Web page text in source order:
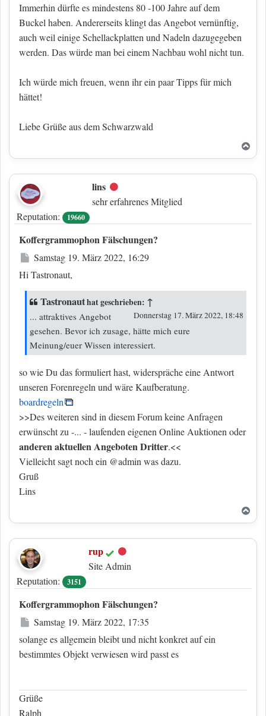
Immerhin dürfte es mindestens 80 -100 Jahre auf dem
Buckel haben. Andererseits klingt das Angebot vernünftig,
auch weil einige Schellackplatten und Nadeln dazugegeben
werden. Das würde man bei einem Nachbau wohl nicht tun.
Ich würde mich freuen, wenn ihr ein paar Tipps für mich
hättet!
Liebe Grüße aus dem Schwarzwald
lins Offline
sehr erfahrenes Mitglied
Reputation:
19660
Koffergrammophon Fälschungen?
Beitrag
Samstag 19. März 2022, 16:29
Hi Tastronaut,
Tastronauthat geschrieben: ↑
Donnerstag 17. März 2022, 18:48
... attraktives Angebot
gesehen. Bevor ich zusage, hätte mich eure
Meinung/euer Wissen interessiert.
so wie Du das formuliert hast, widerspräche eine Antwort
unseren Forenregeln und wäre Kaufberatung.
boardregeln
>>Des weiteren sind in diesem Forum keine Anfragen
erwünscht zu -... - laufenden eigenen Online Auktionen oder
anderen aktuellen Angeboten Dritter.<<
Vielleicht sagt noch ein @admin was dazu.
Gruß
Lins
rup Offline
Site Admin
Reputation:
3151
Koffergrammophon Fälschungen?
Beitrag
Samstag 19. März 2022, 17:35
solange es allgemein bleibt und nicht konkret auf ein
bestimmtes Objekt verwiesen wird passt es
Grüße
Ralph